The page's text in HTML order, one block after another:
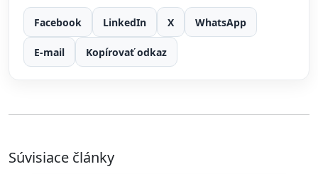
Facebook LinkedIn X WhatsApp
E-mail Kopírovať odkaz
Súvisiace články